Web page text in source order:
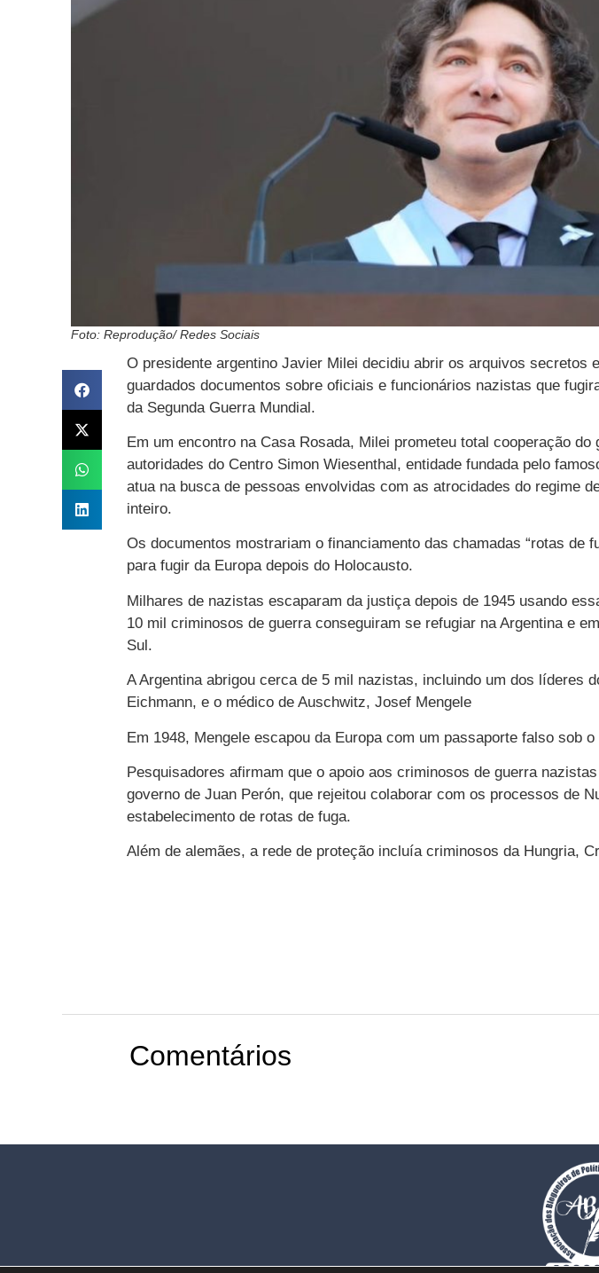
Foto: Reprodução/ Redes Sociais
O presidente argentino Javier Milei decidiu abrir os arquivos secretos
guardados documentos sobre oficiais e funcionários nazistas que
da Segunda Guerra Mundial.
Em um encontro na Casa Rosada, Milei prometeu total cooperação do
autoridades do Centro Simon Wiesenthal, entidade fundada pelo
atua na busca de pessoas envolvidas com as atrocidades do regime
inteiro.
Os documentos mostrariam o financiamento das chamadas “rotas de
para fugir da Europa depois do Holocausto.
Milhares de nazistas escaparam da justiça depois de 1945 usando
10 mil criminosos de guerra conseguiram se refugiar na Argentina e
Sul.
A Argentina abrigou cerca de 5 mil nazistas, incluindo um dos líderes
Eichmann, e o médico de Auschwitz, Josef Mengele
Em 1948, Mengele escapou da Europa com um passaporte falso sob
Pesquisadores afirmam que o apoio aos criminosos de guerra
governo de Juan Perón, que rejeitou colaborar com os processos de
estabelecimento de rotas de fuga.
Além de alemães, a rede de proteção incluía criminosos da Hungria,
Comentários